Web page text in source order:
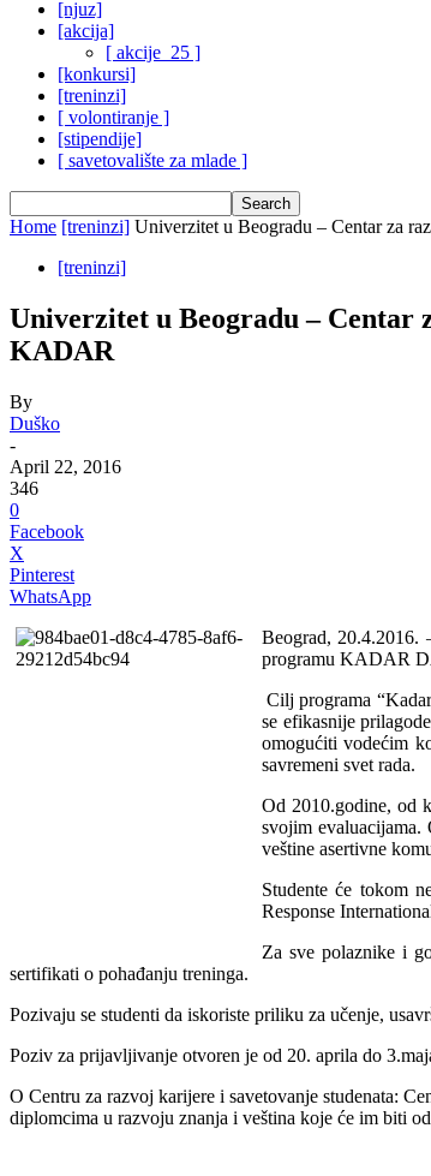
[njuz]
[akcija]
[ akcije_25 ]
[konkursi]
[treninzi]
[ volontiranje ]
[stipendije]
[ savetovalište za mlade ]
Home [treninzi] Univerzitet u Beogradu – Centar za
[treninzi]
Univerzitet u Beogradu –
KADAR
By
Duško
-
April 22, 2016
346
0
Facebook
X
Pinterest
WhatsApp
Beograd, 20.4.2016.
programu KADAR
Cilj programa
se efikasnije
omogućiti vodećim
savremeni svet rada.
Od 2010.godine, od
svojim evaluacijama.
veštine asertivne
Studente će tokom
Response
Za sve polaznike i
sertifikati o pohađanju treninga.
Pozivaju se studenti da iskoriste priliku za učenje,
Poziv za prijavljivanje otvoren je od 20. aprila do
O Centru za razvoj karijere i savetovanje studenata:
diplomcima u razvoju znanja i veština koje će im biti